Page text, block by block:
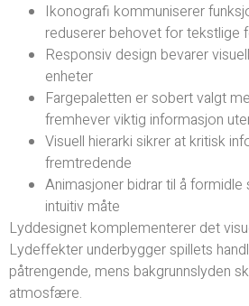
Ikonografi kommuniserer
reduserer behovet for tekstlige
Responsiv design bevarer
enheter
Fargepaletten er sobert valgt
fremhever viktig informasjon
Visuell hierarki sikrer at kritisk
fremtredende
Animasjoner bidrar til å formidle
intuitiv måte
Lyddesignet komplementerer det
Lydeffekter underbygger spillets
påtrengende, mens bakgrunnslyden
atmosfære.